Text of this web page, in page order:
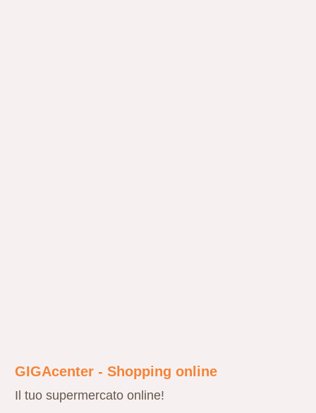
GIGAcenter - Shopping online
Il tuo supermercato online!